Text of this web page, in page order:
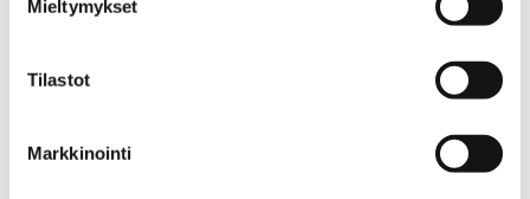
Mieltymykset
Tilastot
Markkinointi
Can-Am SSV-Mallit